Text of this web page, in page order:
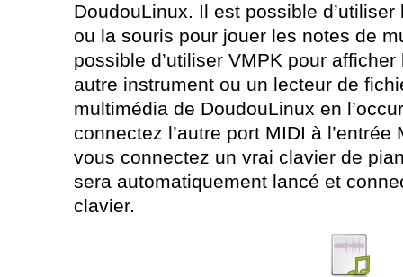
DoudouLinux. Il est possible d’utiliser
ou la souris pour jouer les notes de
possible d’utiliser VMPK pour
autre instrument ou un lecteur de
multimédia de DoudouLinux en
connectez l’autre port MIDI à
vous connectez un vrai clavier de
sera automatiquement lancé et
clavier.